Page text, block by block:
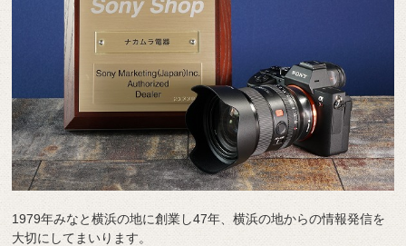
1979年みなと横浜の地に創業し47年、横浜の地からの情報発信を
大切にしてまいります。